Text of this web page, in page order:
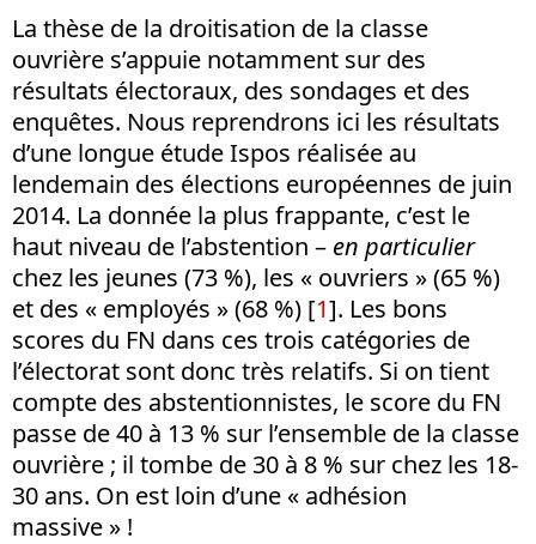
La thèse de la droitisation de la classe
ouvrière s’appuie notamment sur des
résultats électoraux, des sondages et des
enquêtes. Nous reprendrons ici les résultats
d’une longue étude Ispos réalisée au
lendemain des élections européennes de juin
2014. La donnée la plus frappante, c’est le
haut niveau de l’abstention – en particulier
chez les jeunes (73 %), les « ouvriers » (65 %)
et des « employés » (68 %) [1]. Les bons
scores du FN dans ces trois catégories de
l’électorat sont donc très relatifs. Si on tient
compte des abstentionnistes, le score du FN
passe de 40 à 13 % sur l’ensemble de la classe
ouvrière ; il tombe de 30 à 8 % sur chez les 18-
30 ans. On est loin d’une « adhésion
massive » !